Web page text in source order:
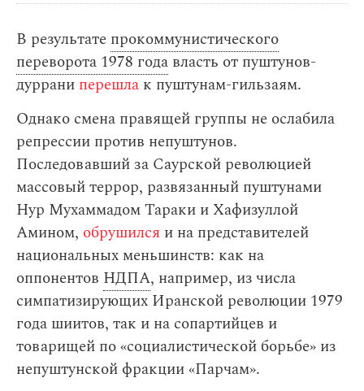
В результате прокоммунистического
переворота 1978 года власть от пуштунов-
дуррани перешла к пуштунам-гильзаям.
Однако смена правящей группы не ослабила
репрессии против непуштунов.
Последовавший за Саурской революцией
массовый террор, развязанный пуштунами
Нур Мухаммадом Тараки и Хафизуллой
Амином, обрушился и на представителей
национальных меньшинств: как на
оппонентов НДПА, например, из числа
симпатизирующих Иранской революции 1979
года шиитов, так и на сопартийцев и
товарищей по «социалистической борьбе» из
непуштунской фракции «Парчам».